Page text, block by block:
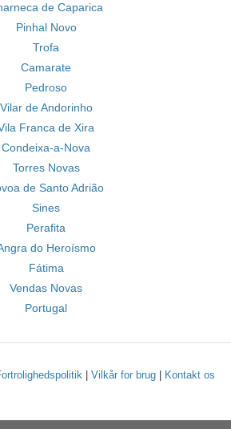
de Caparica
Pinhal Novo
Trofa
Camarate
Pedroso
Vilar de Andorinho
Franca de Xira
Condeixa-a-Nova
Torres Novas
de Santo Adrião
Sines
Perafita
do Heroísmo
Fátima
Vendas Novas
Portugal
| Vilkår for brug| Kontakt os